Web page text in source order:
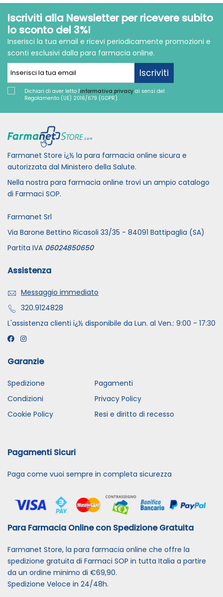
Iscriviti alla Newsletter per ricevere subito
lo sconto del 3%!
Inserisci la tua email e ricevi periodicamente promozioni e
sconti esclusivi dalla para farmacia online.
Iscriviti
Dichiari di aver letto l'informativa privacy ai sensi del
Regolamento (UE) 2016/679 (GDPR).
Farmanet Store ï¿½ la para farmacia online sicura e
autorizzata dal Ministero della Salute.
Nella nostra para farmacia online trovi un ampio catalogo
di Farmaci SOP.
Farmanet Srl
Via Barone Bettino Ricasoli 33/35 - 84091 Battipaglia (SA)
Partita IVA 06024850650
Assistenza
Messaggio immediato
320.9124828
L'assistenza clienti ï¿½ disponibile da Lun. al Ven.: 9:00 - 17:30
Garanzie
Spedizione
Pagamenti
Condizioni
Privacy Policy
Cookie Policy
Resi e diritto di recesso
Pagamenti Sicuri
Paga come vuoi sempre in completa sicurezza
Para Farmacia Online con Spedizione Gratuita
Farmanet Store, la para farmacia online che offre la
spedizione gratuita di Farmaci SOP in tutta Italia a partire
da un ordine minimo di €69,90.
Spedizione Veloce in 24/48h.